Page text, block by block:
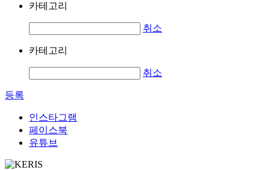
카테고리
취소
카테고리
취소
등록
인스타그램
페이스북
유튜브